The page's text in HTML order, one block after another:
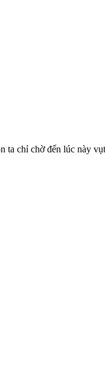
chỉ chờ đến lúc này